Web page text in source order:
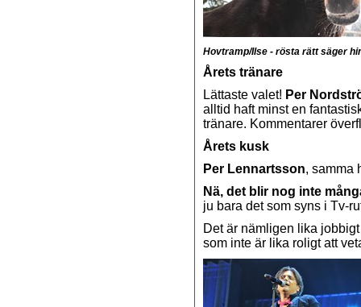
Hovtramp/Ilse - rösta rätt säger
Årets tränare
Lättaste valet! Per
alltid haft minst en
tränare. Kommentarer
Årets kusk
Per Lennartsson, samma
Nä, det blir nog inte
ju bara det som syns i Tv-
Det är nämligen lika
som inte är lika roligt att